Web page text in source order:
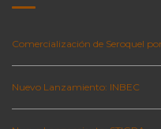
Comercialización de Seroquel
Nuevo Lanzamiento: INBEC